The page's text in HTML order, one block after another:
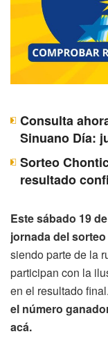
Consulta
Sinuano Día:
Sorteo
resultado
Este sábado 19
jornada del
siendo parte de la
participan con la
en el resultado final.
el número
acá.